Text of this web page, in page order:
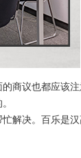
商议也都应该
解决。百乐是